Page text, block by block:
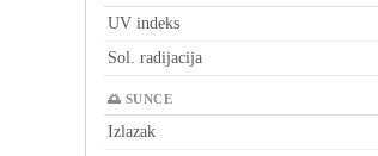
UV indeks
Sol. radijacija
🌅 SUNCE
Izlazak